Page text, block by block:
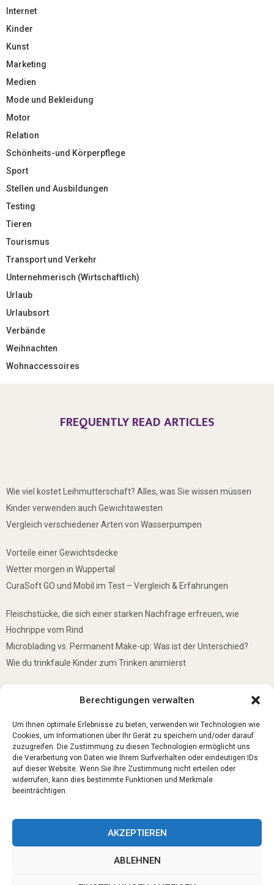
Berechtigungen verwalten
Um Ihnen optimale Erlebnisse zu bieten, verwenden wir Technologien wie
Cookies, um Informationen über Ihr Gerät zu speichern und/oder darauf
zuzugreifen. Die Zustimmung zu diesen Technologien ermöglicht uns
die Verarbeitung von Daten wie Ihrem Surfverhalten oder eindeutigen IDs
auf dieser Website. Wenn Sie Ihre Zustimmung nicht erteilen oder
widerrufen, kann dies bestimmte Funktionen und Merkmale
beeinträchtigen.
AKZEPTIEREN
ABLEHNEN
Internet
Kinder
Kunst
Marketing
Medien
Mode und Bekleidung
Motor
Relation
Schönheits-und Körperpflege
Sport
Stellen und Ausbildungen
Testing
Tieren
Tourismus
Transport und Verkehr
Unternehmerisch (Wirtschaftlich)
Urlaub
Urlaubsort
Verbände
Weihnachten
Wohnaccessoires
FREQUENTLY READ ARTICLES
Wie viel kostet Leihmutterschaft? Alles, was Sie wissen müssen
Kinder verwenden auch Gewichtswesten
Vergleich verschiedener Arten von Wasserpumpen
Vorteile einer Gewichtsdecke
Wetter morgen in Wuppertal
CuraSoft GO und Mobil im Test – Vergleich & Erfahrungen
Fleischstücke, die sich einer starken Nachfrage erfreuen, wie
Hochrippe vom Rind
Microblading vs. Permanent Make-up: Was ist der Unterschied?
Wie du trinkfaule Kinder zum Trinken animierst
5 Gründe, warum jedes Baby einen Mini-Schwimmring haben sollte
Ist Lockpicking in Deutschland verboten?